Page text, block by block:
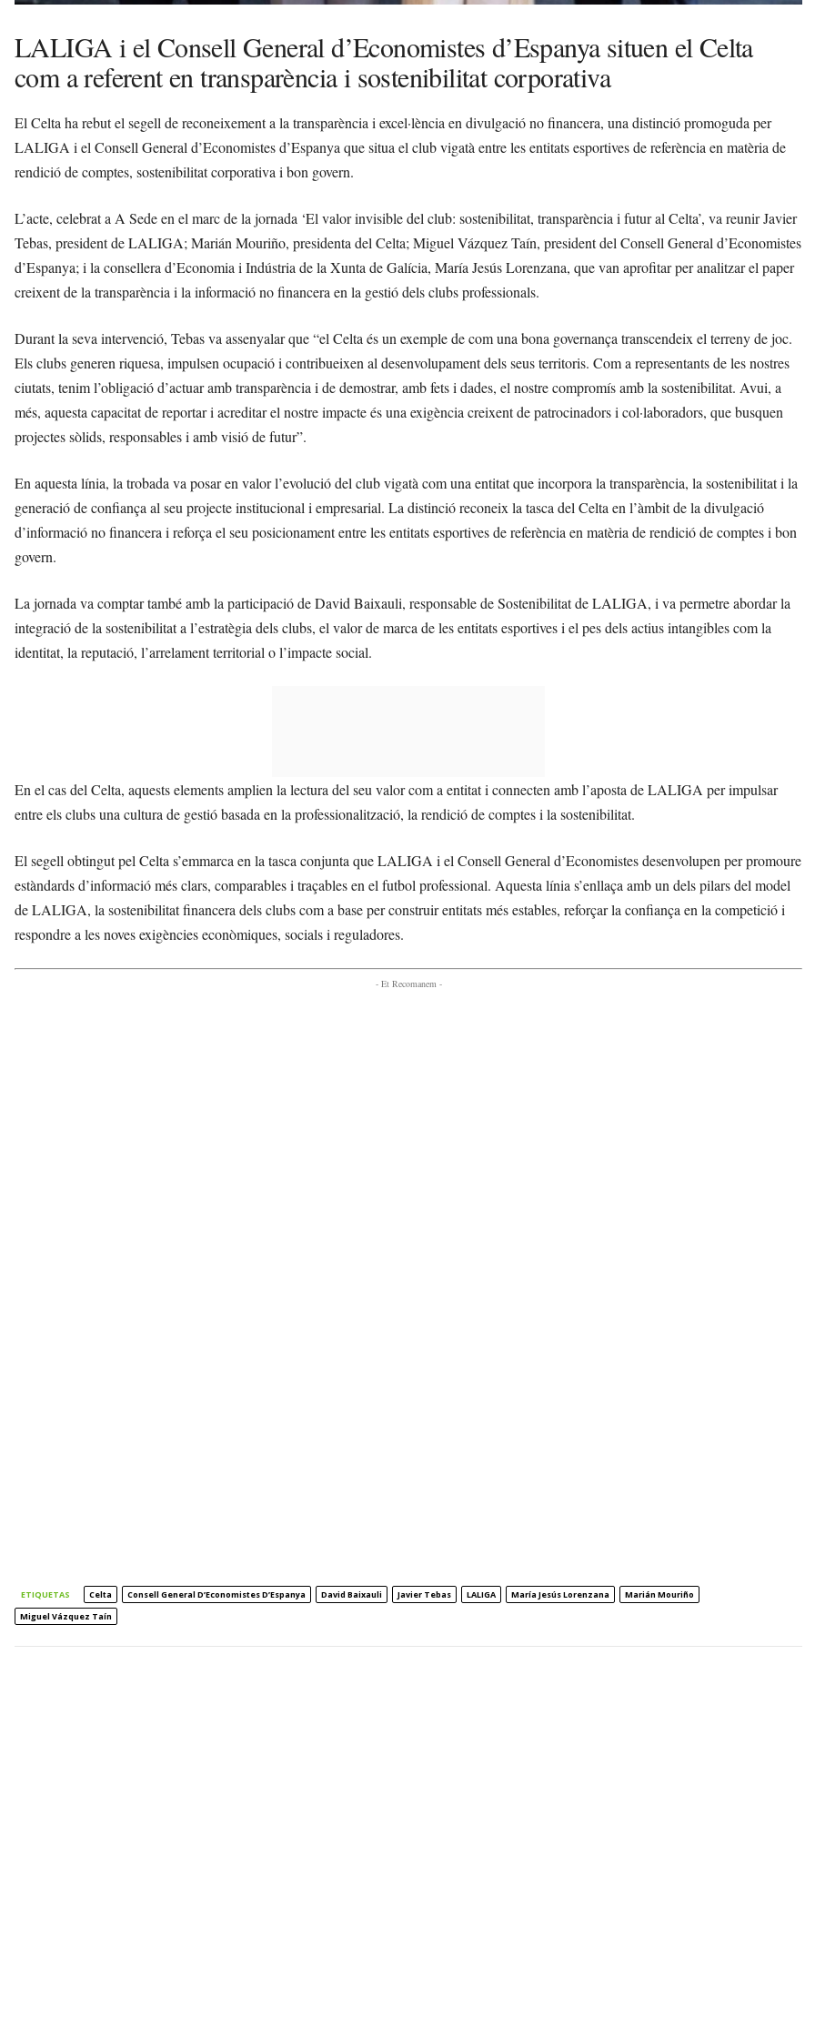
LALIGA i el Consell General d’Economistes d’Espanya situen el Celta
com a referent en transparència i sostenibilitat corporativa
El Celta ha rebut el segell de reconeixement a la transparència i excel·lència en divulgació no financera, una distinció promoguda per
LALIGA i el Consell General d’Economistes d’Espanya que situa el club vigatà entre les entitats esportives de referència en matèria de
rendició de comptes, sostenibilitat corporativa i bon govern.
L’acte, celebrat a A Sede en el marc de la jornada ‘El valor invisible del club: sostenibilitat, transparència i futur al Celta’, va reunir Javier
Tebas, president de LALIGA; Marián Mouriño, presidenta del Celta; Miguel Vázquez Taín, president del Consell General d’Economistes
d’Espanya; i la consellera d’Economia i Indústria de la Xunta de Galícia, María Jesús Lorenzana, que van aprofitar per analitzar el paper
creixent de la transparència i la informació no financera en la gestió dels clubs professionals.
Durant la seva intervenció, Tebas va assenyalar que “el Celta és un exemple de com una bona governança transcendeix el terreny de joc.
Els clubs generen riquesa, impulsen ocupació i contribueixen al desenvolupament dels seus territoris. Com a representants de les nostres
ciutats, tenim l’obligació d’actuar amb transparència i de demostrar, amb fets i dades, el nostre compromís amb la sostenibilitat. Avui, a
més, aquesta capacitat de reportar i acreditar el nostre impacte és una exigència creixent de patrocinadors i col·laboradors, que busquen
projectes sòlids, responsables i amb visió de futur”.
En aquesta línia, la trobada va posar en valor l’evolució del club vigatà com una entitat que incorpora la transparència, la sostenibilitat i la
generació de confiança al seu projecte institucional i empresarial. La distinció reconeix la tasca del Celta en l’àmbit de la divulgació
d’informació no financera i reforça el seu posicionament entre les entitats esportives de referència en matèria de rendició de comptes i bon
govern.
La jornada va comptar també amb la participació de David Baixauli, responsable de Sostenibilitat de LALIGA, i va permetre abordar la
integració de la sostenibilitat a l’estratègia dels clubs, el valor de marca de les entitats esportives i el pes dels actius intangibles com la
identitat, la reputació, l’arrelament territorial o l’impacte social.
En el cas del Celta, aquests elements amplien la lectura del seu valor com a entitat i connecten amb l’aposta de LALIGA per impulsar
entre els clubs una cultura de gestió basada en la professionalització, la rendició de comptes i la sostenibilitat.
El segell obtingut pel Celta s’emmarca en la tasca conjunta que LALIGA i el Consell General d’Economistes desenvolupen per promoure
estàndards d’informació més clars, comparables i traçables en el futbol professional. Aquesta línia s’enllaça amb un dels pilars del model
de LALIGA, la sostenibilitat financera dels clubs com a base per construir entitats més estables, reforçar la confiança en la competició i
respondre a les noves exigències econòmiques, socials i reguladores.
- Et Recomanem -
ETIQUETAS Celta Consell General D’Economistes D’Espanya David Baixauli Javier Tebas LALIGA María Jesús Lorenzana
Marián Mouriño
Miguel Vázquez Taín